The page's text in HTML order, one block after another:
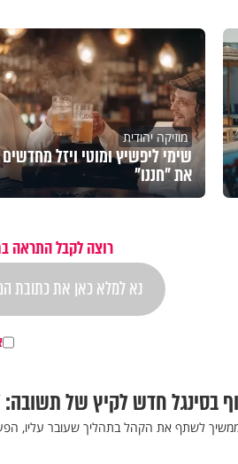
מוזיקה יהודית
שימי ליפשיץ ומוטי ויזל מחדשים
את "חננו"
רוצה לקבל התראה
בסינגל חדש לקיץ של
לשתף את הקהל בתהליך שעובר עליו,